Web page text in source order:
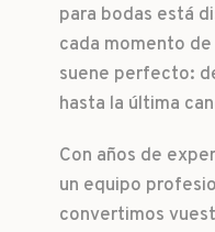
para bodas está
cada momento
suene perfecto:
hasta la última
Con años de
un equipo
convertimos